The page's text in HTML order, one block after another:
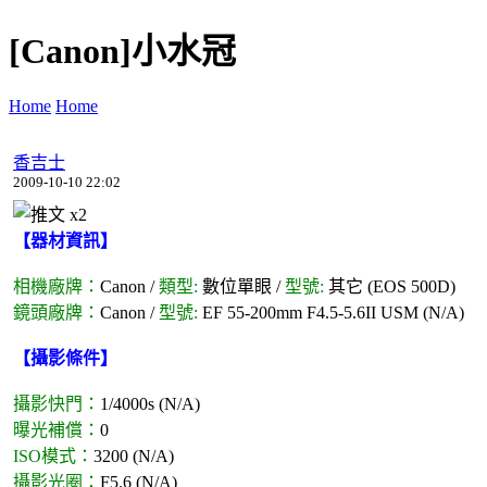
[Canon]小水冠
Home Home
香吉士
2009-10-10 22:02
x2
【器材資訊】
相機廠牌： Canon /類型: 數位單眼 / 型號: 其它 (EOS 500D)
鏡頭廠牌： Canon / 型號: EF 55-200mm F4.5-5.6II USM (N/A)
【攝影條件】
攝影快門： 1/4000s (N/A)
曝光補償： 0
ISO模式： 3200 (N/A)
攝影光圈： F5.6 (N/A)